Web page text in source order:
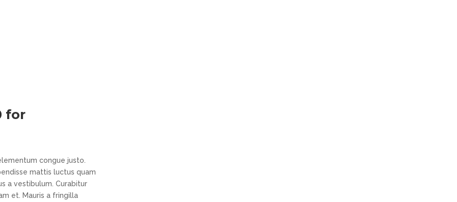
for
congue justo.
mattis luctus quam
a vestibulum. Curabitur
et. Mauris a fringilla